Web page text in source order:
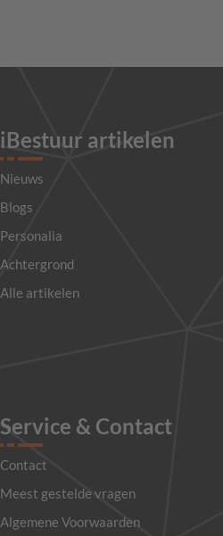
iBestuur artikelen
Nieuws
Blogs
Personalia
Achtergrond
Alle artikelen
Service & Contact
Contact
Meest gestelde vragen
Algemene Voorwaarden